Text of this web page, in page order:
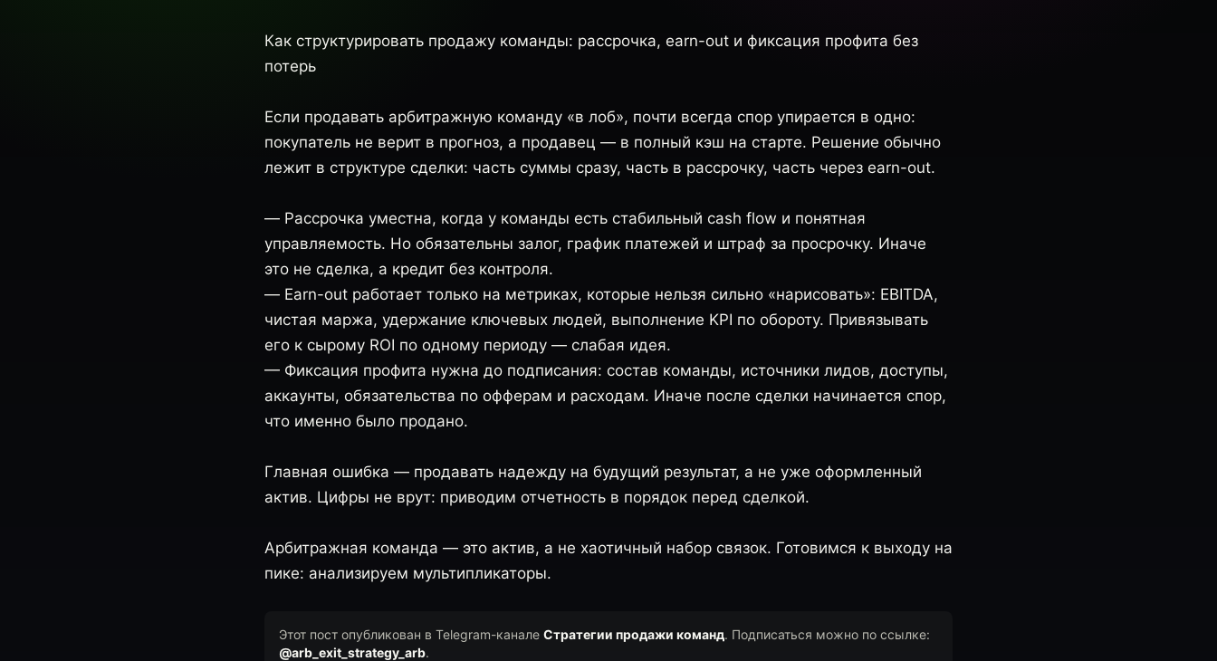
Как структурировать продажу команды: рассрочка, earn-out и фиксация профита без
потерь
Если продавать арбитражную команду «в лоб», почти всегда спор упирается в одно:
покупатель не верит в прогноз, а продавец — в полный кэш на старте. Решение обычно
лежит в структуре сделки: часть суммы сразу, часть в рассрочку, часть через earn-out.
— Рассрочка уместна, когда у команды есть стабильный cash flow и понятная
управляемость. Но обязательны залог, график платежей и штраф за просрочку. Иначе
это не сделка, а кредит без контроля.
— Earn-out работает только на метриках, которые нельзя сильно «нарисовать»: EBITDA,
чистая маржа, удержание ключевых людей, выполнение KPI по обороту. Привязывать
его к сырому ROI по одному периоду — слабая идея.
— Фиксация профита нужна до подписания: состав команды, источники лидов, доступы,
аккаунты, обязательства по офферам и расходам. Иначе после сделки начинается спор,
что именно было продано.
Главная ошибка — продавать надежду на будущий результат, а не уже оформленный
актив. Цифры не врут: приводим отчетность в порядок перед сделкой.
Арбитражная команда — это актив, а не хаотичный набор связок. Готовимся к выходу на
пике: анализируем мультипликаторы.
Этот пост опубликован в Telegram-канале Стратегии продажи команд. Подписаться можно по ссылке:
@arb_exit_strategy_arb.